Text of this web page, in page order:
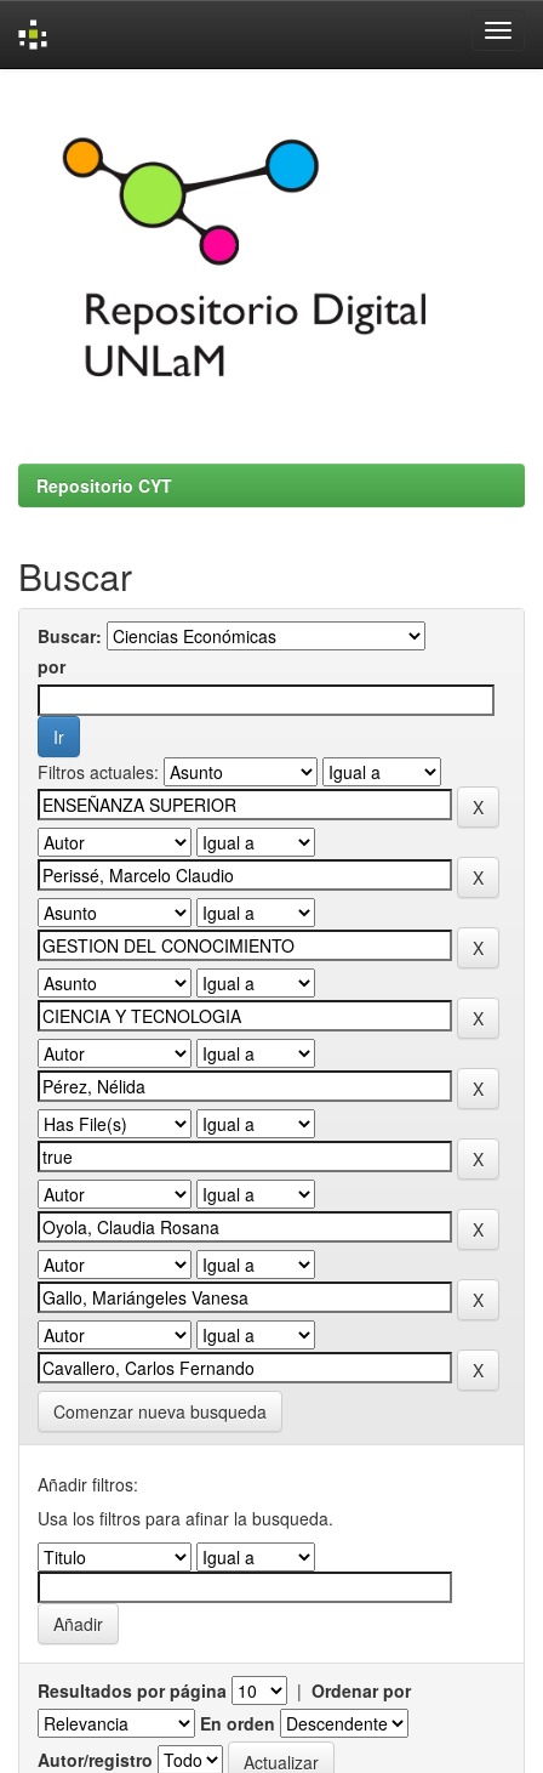
Repositorio CYT
Buscar
Buscar:
por
Filtros actuales:
Comenzar nueva busqueda
Añadir filtros:
Usa los filtros para afinar la busqueda.
Resultados por página | Ordenar por
En orden
Autor/registro